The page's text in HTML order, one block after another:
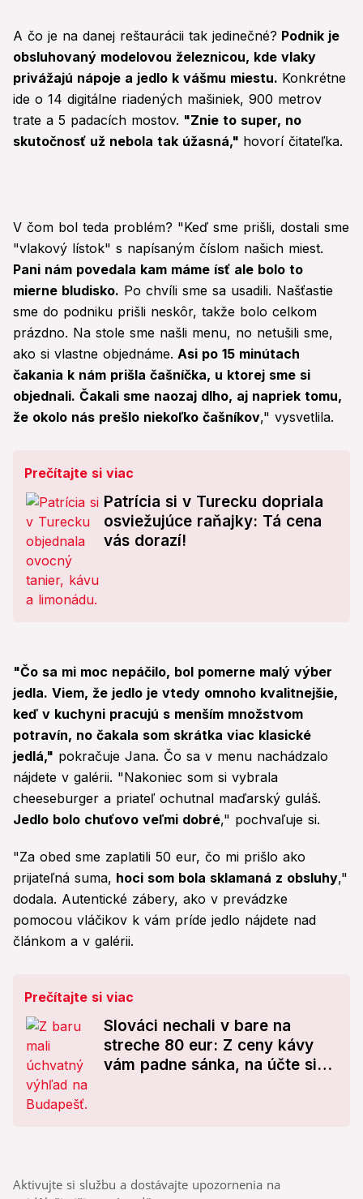
A čo je na danej reštaurácii tak jedinečné? Podnik je
obsluhovaný modelovou železnicou, kde vlaky
privážajú nápoje a jedlo k vášmu miestu. Konkrétne
ide o 14 digitálne riadených mašiniek, 900 metrov
trate a 5 padacích mostov. "Znie to super, no
skutočnosť už nebola tak úžasná," hovorí čitateľka.
V čom bol teda problém? "Keď sme prišli, dostali sme
"vlakový lístok" s napísaným číslom našich miest.
Pani nám povedala kam máme ísť ale bolo to
mierne bludisko. Po chvíli sme sa usadili. Našťastie
sme do podniku prišli neskôr, takže bolo celkom
prázdno. Na stole sme našli menu, no netušili sme,
ako si vlastne objednáme. Asi po 15 minútach
čakania k nám prišla čašníčka, u ktorej sme si
objednali. Čakali sme naozaj dlho, aj napriek tomu,
že okolo nás prešlo niekoľko čašníkov," vysvetlila.
Prečítajte si viac
Patrícia si v Turecku dopriala
osviežujúce raňajky: Tá cena
vás dorazí!
"Čo sa mi moc nepáčilo, bol pomerne malý výber
jedla. Viem, že jedlo je vtedy omnoho kvalitnejšie,
keď v kuchyni pracujú s menším množstvom
potravín, no čakala som skrátka viac klasické
jedlá," pokračuje Jana. Čo sa v menu nachádzalo
nájdete v galérii. "Nakoniec som si vybrala
cheeseburger a priateľ ochutnal maďarský guláš.
Jedlo bolo chuťovo veľmi dobré," pochvaľuje si.
"Za obed sme zaplatili 50 eur, čo mi prišlo ako
prijateľná suma, hoci som bola sklamaná z obsluhy,"
dodala. Autentické zábery, ako v prevádzke
pomocou vláčikov k vám príde jedlo nájdete nad
článkom a v galérii.
Prečítajte si viac
Slováci nechali v bare na
streche 80 eur: Z ceny kávy
vám padne sánka, na účte si
Aktivujte si službu a dostávajte upozornenia na